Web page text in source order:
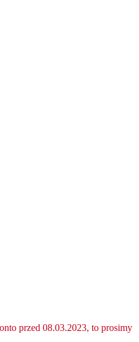
przed 08.03.2023, to prosimy